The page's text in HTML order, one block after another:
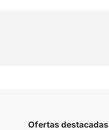
Ofertas destacadas